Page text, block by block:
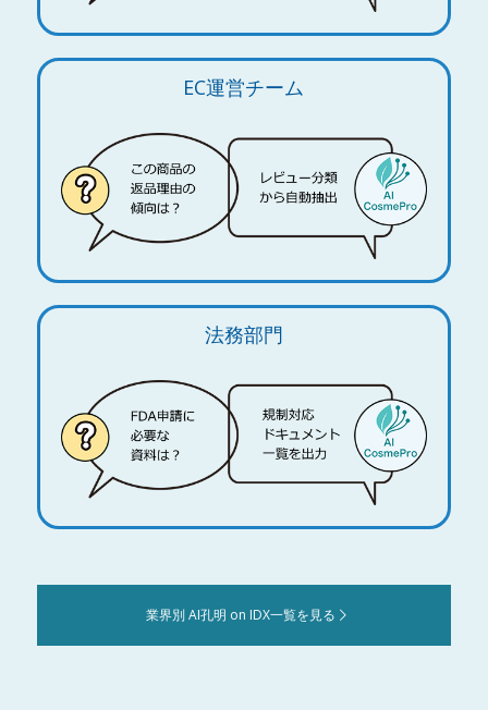
EC運営チーム
法務部門
業界別 AI孔明 on IDX一覧を見る